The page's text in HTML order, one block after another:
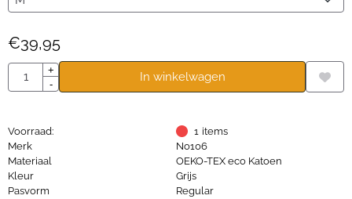
€39,95
Aantal
+
-
In winkelwagen
Voorraad: 1 items
Merk
No106
Materiaal
OEKO-TEX eco Katoen
Kleur
Grijs
Pasvorm
Regular